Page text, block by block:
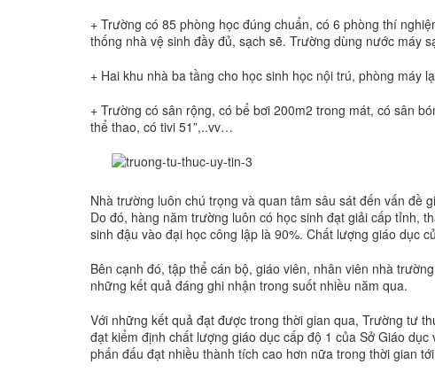
+ Trường có 85 phòng học đúng chuẩn, có 6 phòng thí
thống nhà vệ sinh đầy đủ, sạch sẽ. Trường dùng nước máy
+ Hai khu nhà ba tầng cho học sinh học nội trú, phòng máy
+ Trường có sân rộng, có bể bơi 200m2 trong mát, có sân
thể thao, có tivi 51”,..vv…
Nhà trường luôn chú trọng và quan tâm sâu sát đến vấn đề
Do đó, hàng năm trường luôn có học sinh đạt giải cấp tỉnh,
sinh đậu vào đại học công lập là 90%. Chất lượng giáo dục
Bên cạnh đó, tập thể cán bộ, giáo viên, nhân viên nhà
những kết quả đáng ghi nhận trong suốt nhiều năm qua.
Với những kết quả đạt được trong thời gian qua, Trường tư
đạt kiểm định chất lượng giáo dục cấp độ 1 của Sở Giáo
phấn đấu đạt nhiều thành tích cao hơn nữa trong thời gian